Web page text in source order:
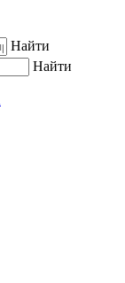
Найти
Найти